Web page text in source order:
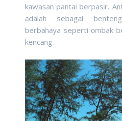
kawasan pantai berpasir.
adalah sebagai
berbahaya seperti ombak
kencang.